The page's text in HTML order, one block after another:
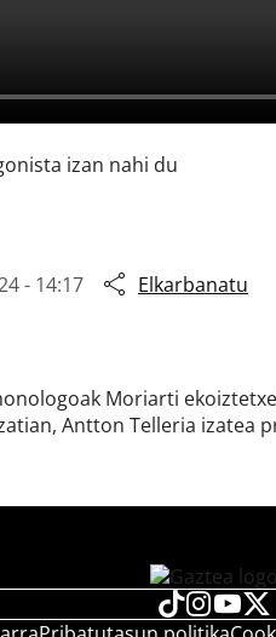
izan nahi du
- 14:17 Elkarbanatu
Moriarti
Antton Telleria izatea